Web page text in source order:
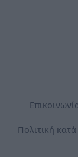
Πολιτική